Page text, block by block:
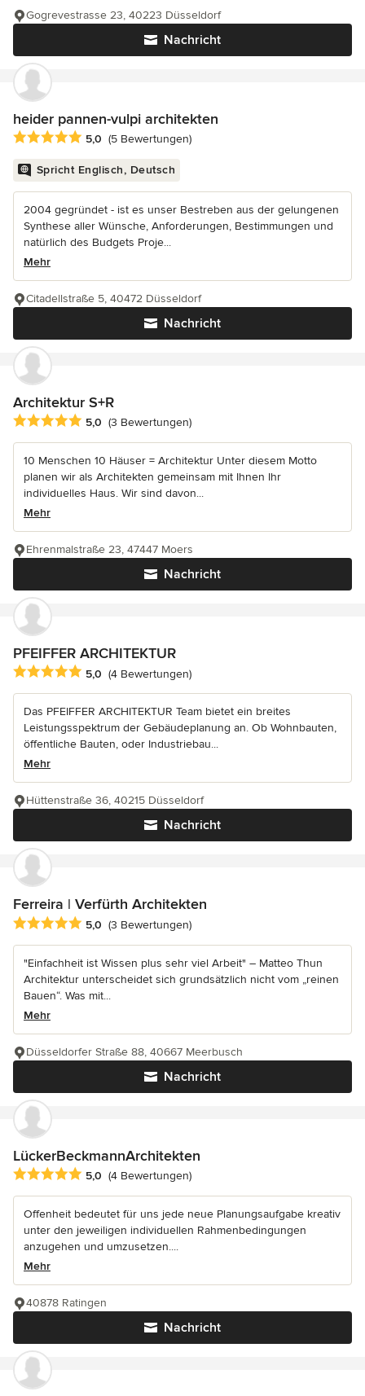
Nachricht
Gogrevestrasse 23, 40223 Düsseldorf
heider pannen-vulpi architekten
Durchschnittliche Bewertung: 5 von 5 Sternen
5,0 (5 Bewertungen)
Spricht Englisch, Deutsch
2004 gegründet - ist es unser Bestreben aus der gelungenen
Synthese aller Wünsche, Anforderungen, Bestimmungen und
natürlich des Budgets Proje...
Mehr
Nachricht
Citadellstraße 5, 40472 Düsseldorf
Architektur S+R
Durchschnittliche Bewertung: 5 von 5 Sternen
5,0 (3 Bewertungen)
10 Menschen 10 Häuser = Architektur Unter diesem Motto
planen wir als Architekten gemeinsam mit Ihnen Ihr
individuelles Haus. Wir sind davon...
Mehr
Nachricht
Ehrenmalstraße 23, 47447 Moers
PFEIFFER ARCHITEKTUR
Durchschnittliche Bewertung: 5 von 5 Sternen
5,0 (4 Bewertungen)
Das PFEIFFER ARCHITEKTUR Team bietet ein breites
Leistungsspektrum der Gebäudeplanung an. Ob Wohnbauten,
öffentliche Bauten, oder Industriebau...
Mehr
Nachricht
Hüttenstraße 36, 40215 Düsseldorf
Ferreira | Verfürth Architekten
Durchschnittliche Bewertung: 5 von 5 Sternen
5,0 (3 Bewertungen)
"Einfachheit ist Wissen plus sehr viel Arbeit" – Matteo Thun
Architektur unterscheidet sich grundsätzlich nicht vom „reinen
Bauen“. Was mit...
Mehr
Nachricht
Düsseldorfer Straße 88, 40667 Meerbusch
LückerBeckmannArchitekten
Durchschnittliche Bewertung: 5 von 5 Sternen
5,0 (4 Bewertungen)
Offenheit bedeutet für uns jede neue Planungsaufgabe kreativ
unter den jeweiligen individuellen Rahmenbedingungen
anzugehen und umzusetzen....
Mehr
Nachricht
40878 Ratingen